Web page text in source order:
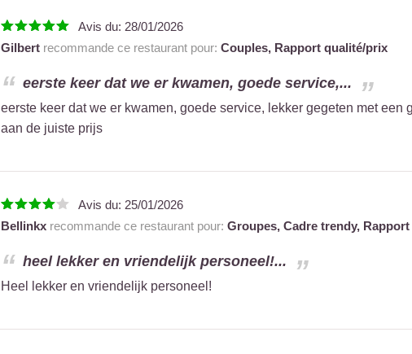
Avis du: 28/01/2026
Gilbertrecommande ce restaurant pour: Couples, Rapport qualité/prix
eerste keer dat we er kwamen, goede service,...
eerste keer dat we er kwamen, goede service, lekker gegeten met een
aan de juiste prijs
Avis du: 25/01/2026
Bellinkxrecommande ce restaurant pour: Groupes, Cadre trendy,
heel lekker en vriendelijk personeel!...
Heel lekker en vriendelijk personeel!